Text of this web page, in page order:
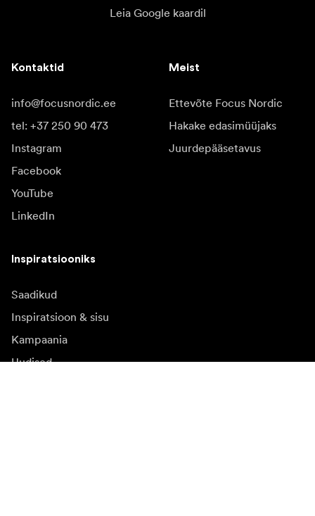
Leia Google kaardil
Kontaktid
info@focusnordic.ee
tel: +37 250 90 473
Instagram
Facebook
YouTube
LinkedIn
Meist
Ettevõte Focus Nordic
Hakake edasimüüjaks
Juurdepääsetavus
Inspiratsiooniks
Saadikud
Inspiratsioon & sisu
Kampaania
Uudised